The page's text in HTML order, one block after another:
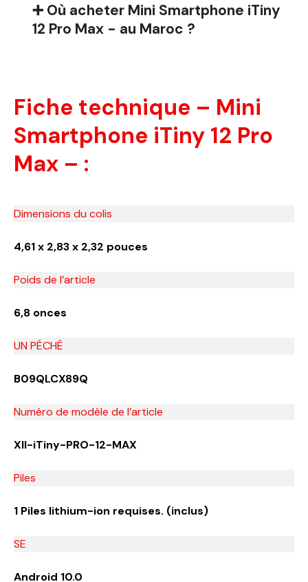
➕ Où acheter Mini Smartphone iTiny
12 Pro Max - au Maroc ?
Fiche technique – Mini
Smartphone iTiny 12 Pro
Max – :
Dimensions du colis
4,61 x 2,83 x 2,32 pouces
Poids de l’article
6,8 onces
UN PÉCHÉ
B09QLCX89Q
Numéro de modèle de l’article
XII-iTiny-PRO-12-MAX
Piles
1 Piles lithium-ion requises. (inclus)
SE
Android 10.0